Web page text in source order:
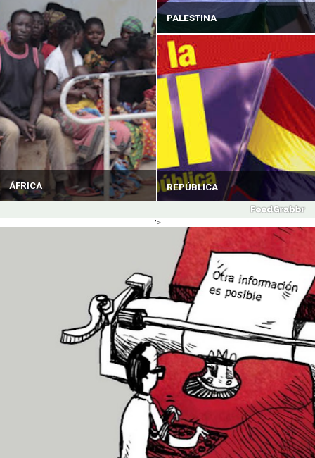
ÁFRICA
PALESTINA
REPÚBLICA
">